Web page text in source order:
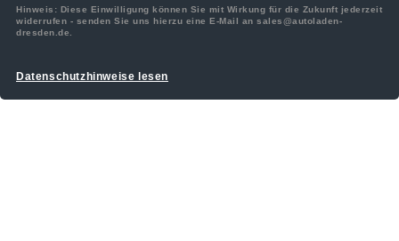
Hinweis: Diese Einwilligung können Sie mit Wirkung für die Zukunft jederzeit
widerrufen - senden Sie uns hierzu eine E-Mail an sales@autoladen-
dresden.de.
Datenschutzhinweise lesen